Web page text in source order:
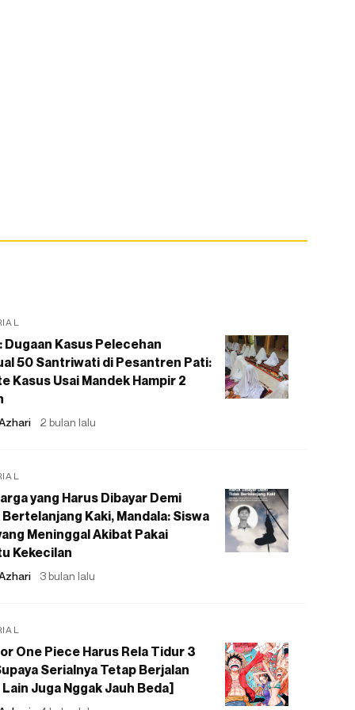
Dugaan Kasus Pelecehan
50 Santriwati di Pesantren Pati:
Kasus Usai Mandek Hampir 2
2 bulan lalu
yang Harus Dibayar Demi
Kaki, Mandala: Siswa
Meninggal Akibat Pakai
Kekecilan
3 bulan lalu
One Piece Harus Rela Tidur 3
Serialnya Tetap Berjalan
Lain Juga Nggak Jauh Beda]